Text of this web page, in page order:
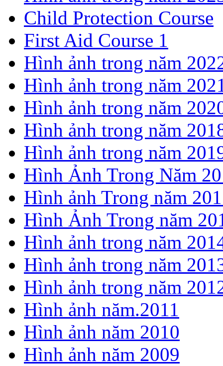
Child Protection Course
First Aid Course 1
Hình ảnh trong năm
Hình ảnh trong năm
Hình ảnh trong năm
Hình ảnh trong năm
Hình ảnh trong năm
Hình Ảnh Trong Năm
Hình ảnh Trong năm
Hình Ảnh Trong năm
Hình ảnh trong năm
Hình ảnh trong năm
Hình ảnh trong năm
Hình ảnh năm.2011
Hình ảnh năm 2010
Hình ảnh năm 2009